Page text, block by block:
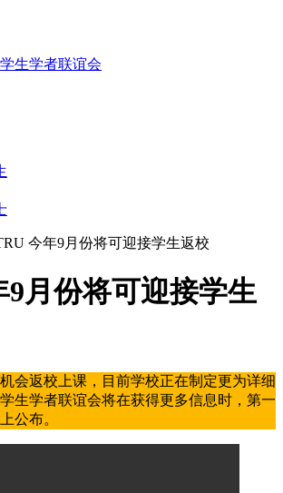
今年9月份将可迎接学生返校
9月份将可迎接学生
会返校上课，目前学校正在制定更为详细
生学者联谊会将在获得更多信息时，第一
公布。